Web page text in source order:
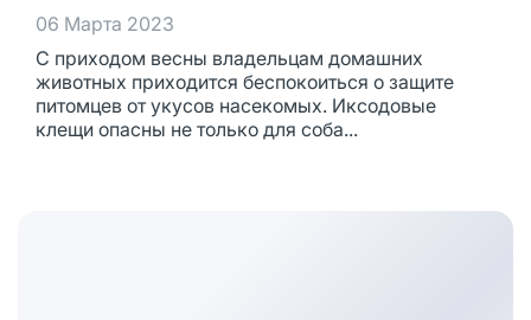
06 Марта 2023
С приходом весны владельцам домашних
животных приходится беспокоиться о защите
питомцев от укусов насекомых. Иксодовые
клещи опасны не только для соба...